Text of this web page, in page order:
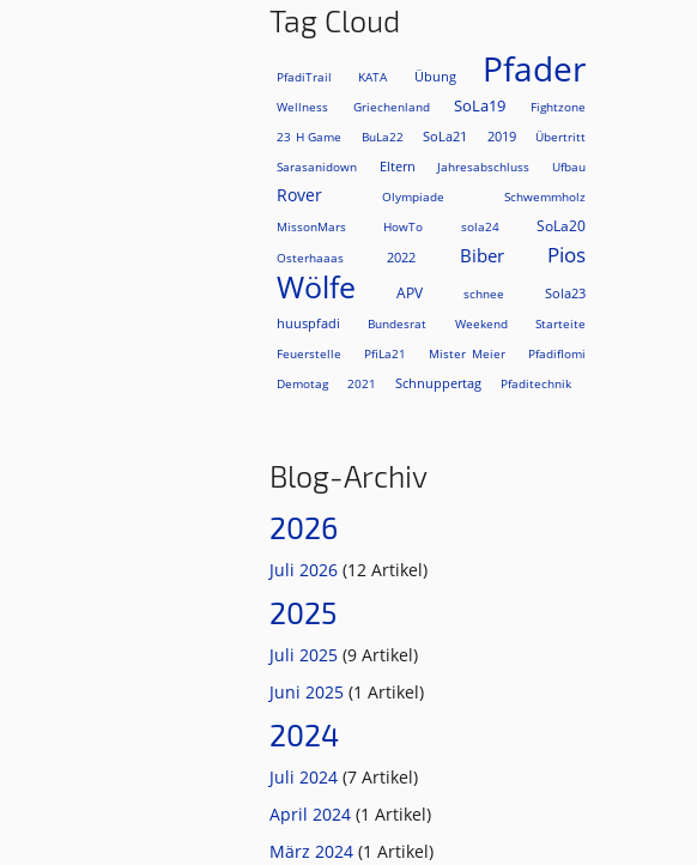
Tag Cloud
PfadiTrail KATA Übung Pfader
Wellness Griechenland SoLa19
Fightzone
23 H Game
BuLa22 SoLa21 2019
Übertritt
Sarasanidown
Eltern Jahresabschluss Ufbau
Rover Olympiade
Schwemmholz
MissonMars
HowTo sola24 SoLa20
Osterhaaas 2022 Biber Pios
Wölfe APV schnee
Sola23
huuspfadi
Bundesrat Weekend
Starteite
Feuerstelle
PfiLa21 Mister Meier
Pfadiflomi
Demotag
2021 Schnuppertag Pfaditechnik
Blog-Archiv
2026
Juli 2026 (12 Artikel)
2025
Juli 2025 (9 Artikel)
Juni 2025 (1 Artikel)
2024
Juli 2024 (7 Artikel)
April 2024 (1 Artikel)
März 2024 (1 Artikel)